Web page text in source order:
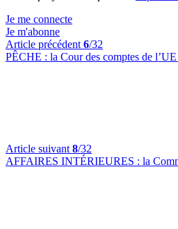
Je me connecte
Je m'abonne
Article précédent 6/32
PÊCHE : la Cour des comptes de
Article suivant 8/32
AFFAIRES INTÉRIEURES : la